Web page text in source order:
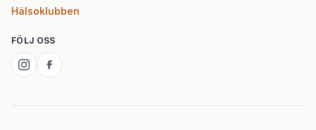
Hälsoklubben
FÖLJ OSS